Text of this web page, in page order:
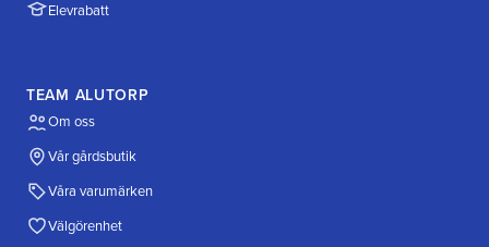
Elevrabatt
TEAM ALUTORP
Om oss
Vår gårdsbutik
Våra varumärken
Välgörenhet